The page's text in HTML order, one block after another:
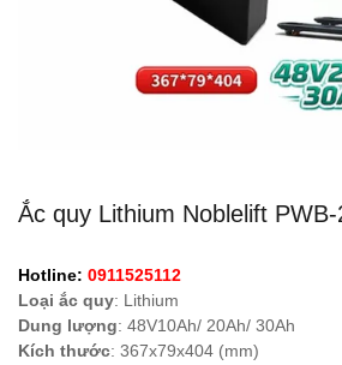
Ắc quy Lithium Noblelift
Hotline: 0911525112
Loại ắc quy: Lithium
Dung lượng: 48V10Ah/ 20Ah/ 30Ah
Kích thước: 367x79x404 (mm)